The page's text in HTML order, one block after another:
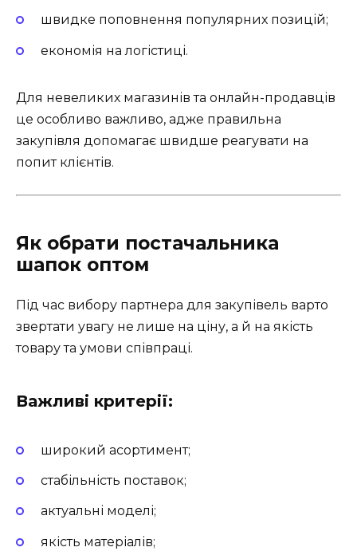
швидке поповнення популярних позицій;
економія на логістиці.
Для невеликих магазинів та онлайн-продавців
це особливо важливо, адже правильна
закупівля допомагає швидше реагувати на
попит клієнтів.
Як обрати постачальника
шапок оптом
Під час вибору партнера для закупівель варто
звертати увагу не лише на ціну, а й на якість
товару та умови співпраці.
Важливі критерії:
широкий асортимент;
стабільність поставок;
актуальні моделі;
якість матеріалів;